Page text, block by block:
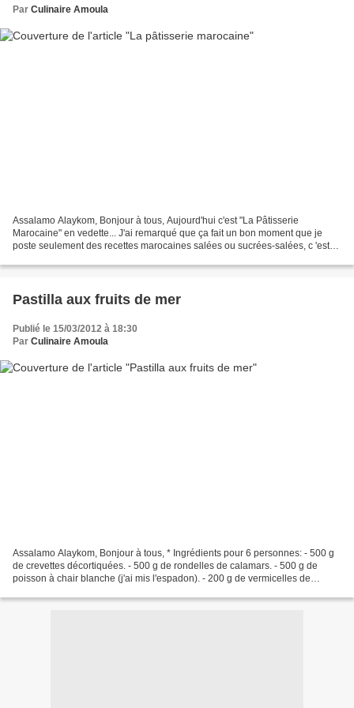
Par Culinaire Amoula
Assalamo Alaykom, Bonjour à tous, Aujourd'hui c'est "La Pâtisserie
Marocaine" en vedette... J'ai remarqué que ça fait un bon moment que je
poste seulement des recettes marocaines salées ou sucrées-salées, c 'est
Pastilla aux fruits de mer
Publié le 15/03/2012 à 18:30
Par Culinaire Amoula
Assalamo Alaykom, Bonjour à tous, * Ingrédients pour 6 personnes: - 500 g
de crevettes décortiquées. - 500 g de rondelles de calamars. - 500 g de
poisson à chair blanche (j'ai mis l'espadon). - 200 g de vermicelles de